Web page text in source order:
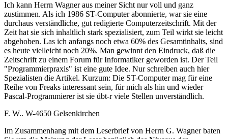
Ich kann Herrn Wagner aus meiner Sicht nur voll und ganz
zustimmen. Als ich 1986 ST-Computer abonnierte, war sie eine
durchaus verständliche, gut redigierte Computerzeitschrift. Mit der
Zeit hat sie sich inhaltlich stark spezialisiert, zum Teil wirkt sie leicht
abgehoben. Las ich anfangs noch etwa 60% des Gesamtinhalts, sind
es heute vielleicht noch 20%. Man gewinnt den Eindruck, daß die
Zeitschrift zu einem Forum für Informatiker geworden ist. Der Teil
"Programmierpraxis" ist eine gute Idee. Nur schreiben auch hier
Spezialisten die Artikel. Kurzum: Die ST-Computer mag für eine
Reihe von Freaks interessant sein, für mich als hin und wieder
Pascal-Programmierer ist sie übt-r viele Stellen unverständlich.
F. W.. W-4650 Gelsenkirchen
Im Zusammenhang mit dem Leserbrief von Herrn G. Wagner baten